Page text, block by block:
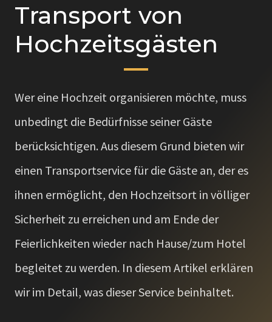
Transport von
Hochzeitsgästen
Wer eine Hochzeit organisieren möchte, muss
unbedingt die Bedürfnisse seiner Gäste
berücksichtigen. Aus diesem Grund bieten wir
einen Transportservice für die Gäste an, der es
ihnen ermöglicht, den Hochzeitsort in völliger
Sicherheit zu erreichen und am Ende der
Feierlichkeiten wieder nach Hause/zum Hotel
begleitet zu werden. In diesem Artikel erklären
wir im Detail, was dieser Service beinhaltet.